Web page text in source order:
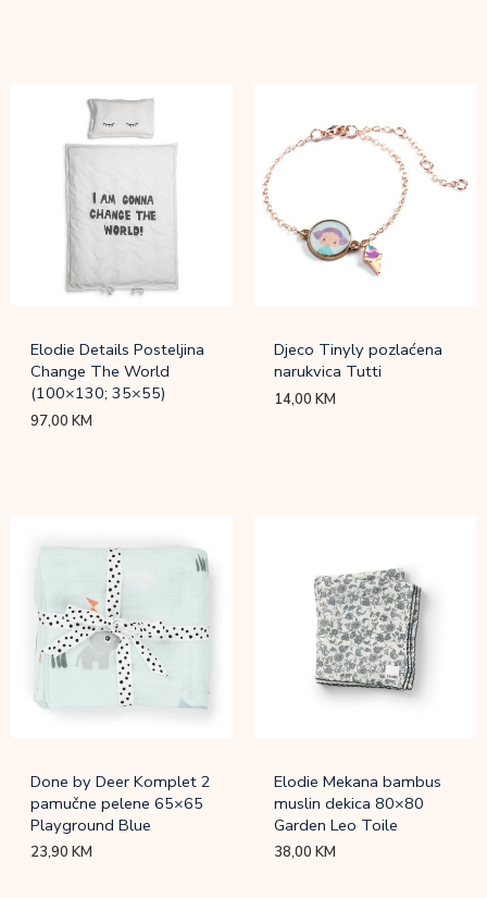
Elodie Details Posteljina
Change The World
(100×130; 35×55)
97,00KM
Djeco Tinyly pozlaćena
narukvica Tutti
14,00KM
Done by Deer Komplet 2
pamučne pelene 65×65
Playground Blue
23,90KM
Elodie Mekana bambus
muslin dekica 80×80
Garden Leo Toile
38,00KM